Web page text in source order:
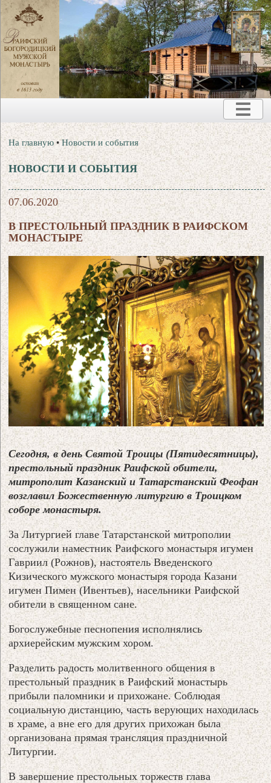
На главную •Новости и события
НОВОСТИ И СОБЫТИЯ
07.06.2020
В ПРЕСТОЛЬНЫЙ ПРАЗДНИК В РАИФСКОМ
МОНАСТЫРЕ
Сегодня, в день Святой Троицы (Пятидесятницы),
престольный праздник Раифской обители,
митрополит Казанский и Татарстанский Феофан
возглавил Божественную литургию в Троицком
соборе монастыря.
За Литургией главе Татарстанской митрополии
сослужили наместник Раифского монастыря игумен
Гавриил (Рожнов), настоятель Введенского
Кизического мужского монастыря города Казани
игумен Пимен (Ивентьев), насельники Раифской
обители в священном сане.
Богослужебные песнопения исполнялись
архиерейским мужским хором.
Разделить радость молитвенного общения в
престольный праздник в Раифский монастырь
прибыли паломники и прихожане. Соблюдая
социальную дистанцию, часть верующих находилась
в храме, а вне его для других прихожан была
организована прямая трансляция праздничной
Литургии.
В завершение престольных торжеств глава